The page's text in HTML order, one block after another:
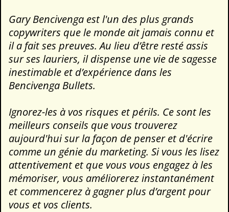
Gary Bencivenga est l'un des plus grands
copywriters que le monde ait jamais connu et
il a fait ses preuves. Au lieu d’être resté assis
sur ses lauriers, il dispense une vie de sagesse
inestimable et d’expérience dans les
Bencivenga Bullets.
Ignorez-les à vos risques et périls. Ce sont les
meilleurs conseils que vous trouverez
aujourd'hui sur la façon de penser et d'écrire
comme un génie du marketing. Si vous les lisez
attentivement et que vous vous engagez à les
mémoriser, vous améliorerez instantanément
et commencerez à gagner plus d’argent pour
vous et vos clients.